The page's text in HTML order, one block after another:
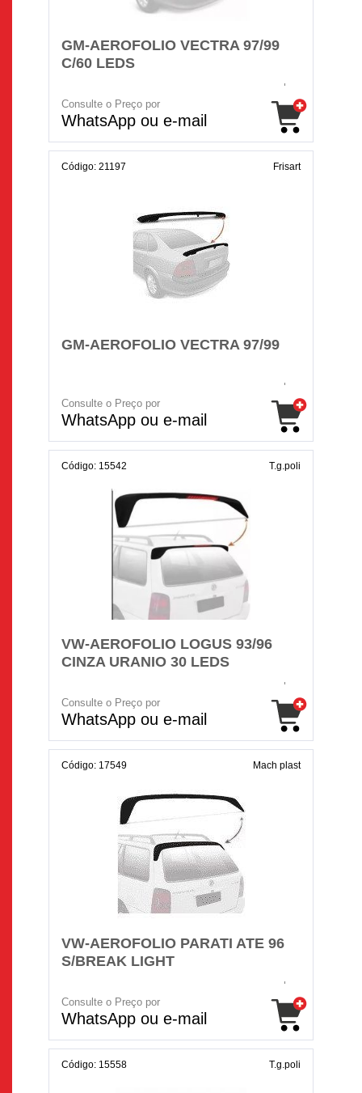
GM-AEROFOLIO VECTRA 97/99
C/60 LEDS
Consulte o Preço por
WhatsApp ou e-mail
Código: 21197 Frisart
GM-AEROFOLIO VECTRA 97/99
Consulte o Preço por
WhatsApp ou e-mail
Código: 15542 T.g.poli
VW-AEROFOLIO LOGUS 93/96
CINZA URANIO 30 LEDS
Consulte o Preço por
WhatsApp ou e-mail
Código: 17549 Mach plast
VW-AEROFOLIO PARATI ATE 96
S/BREAK LIGHT
Consulte o Preço por
WhatsApp ou e-mail
Código: 15558 T.g.poli